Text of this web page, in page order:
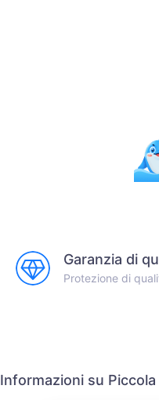
Garanzia di
Protezione di
Informazioni su Piccola